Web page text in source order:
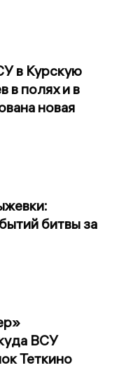
в Курскую
в полях и в
новая
битвы за
ВСУ
Теткино